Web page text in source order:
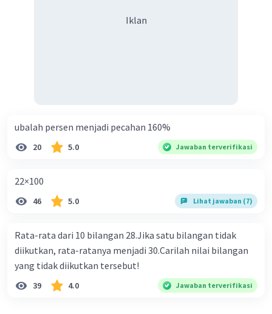
Iklan
ubalah persen menjadi pecahan 160%
20 5.0 Jawaban terverifikasi
22×100
46 5.0 Lihat jawaban (7)
Rata-rata dari 10 bilangan 28.Jika satu bilangan tidak
diikutkan, rata-ratanya menjadi 30.Carilah nilai bilangan
yang tidak diikutkan tersebut!
39 4.0 Jawaban terverifikasi